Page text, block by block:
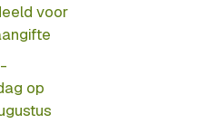
voor
op